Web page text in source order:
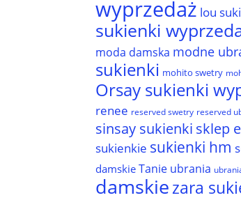
wyprzedaż lou
sukienki
moda damska modne
sukienki mohito swetry
Orsay sukienki
renee reserved swetry reserved
sinsay sukienki sklep
sukienkie sukienki hm
damskie Tanie ubrania
damskiezara